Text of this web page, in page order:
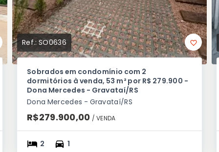
Ref.:SO0636
Sobrados em condomínio com 2
dormitórios à venda, 53 m² por R$ 279.900 -
Dona Mercedes - Gravataí/RS
Dona Mercedes - Gravataí/RS
R$279.900,00 / VENDA
2 1